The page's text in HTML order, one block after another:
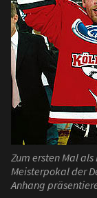
Zum ersten Mal
Meisterpokal der
Anhang